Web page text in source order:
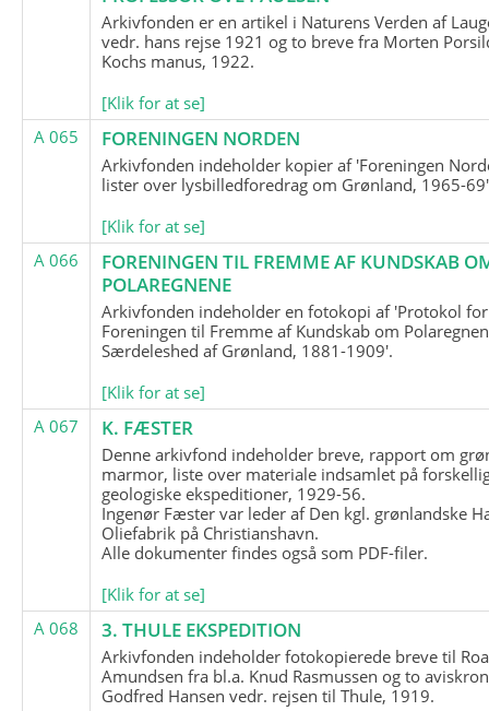
Arkivfonden er en artikel i Naturens Verden af
vedr. hans rejse 1921 og to breve fra Morten
Kochs manus, 1922.
[Klik for at se]
A 065
FORENINGEN NORDEN
Arkivfonden indeholder kopier af 'Foreningen
lister over lysbilledforedrag om Grønland, 1965-
[Klik for at se]
A 066
FORENINGEN TIL FREMME AF KUNDSKAB
POLAREGNENE
Arkivfonden indeholder en fotokopi af 'Protokol for
Foreningen til Fremme af Kundskab om
Særdeleshed af Grønland, 1881-1909'.
[Klik for at se]
A 067
K. FÆSTER
Denne arkivfond indeholder breve, rapport om
marmor, liste over materiale indsamlet på
geologiske ekspeditioner, 1929-56.
Ingenør Fæster var leder af Den kgl. grønlandske
Oliefabrik på Christianshavn.
Alle dokumenter findes også som PDF-filer.
[Klik for at se]
A 068
3. THULE EKSPEDITION
Arkivfonden indeholder fotokopierede breve til
Amundsen fra bl.a. Knud Rasmussen og to
Godfred Hansen vedr. rejsen til Thule, 1919.